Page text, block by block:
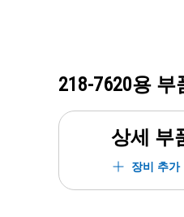
218-7620용 부
상세 부
장비 추가